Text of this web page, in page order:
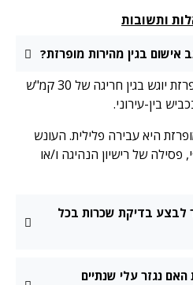
בגין מהירות מופרזת?
כתב אישום בגין מהירות מופרזת יוגש בגין חריגה של 30 קמ"ש
היא עבירה פלילית. העונש
של רישיון הנהיגה ו/או
בדיקת שכרות בכל
עלי שנתיים